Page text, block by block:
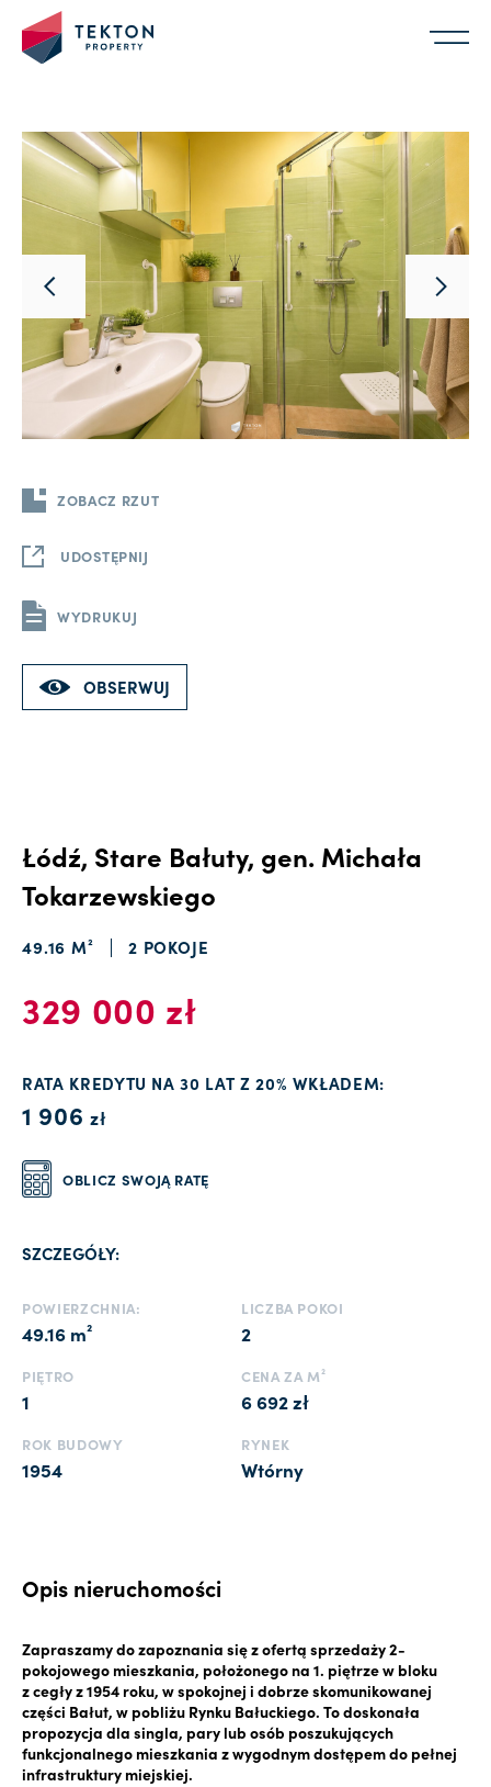
ZOBACZ RZUT
UDOSTĘPNIJ
WYDRUKUJ
OBSERWUJ
Łódź, Stare Bałuty, gen. Michała
Tokarzewskiego
49.16 M² 2 POKOJE
329 000 zł
RATA KREDYTU NA 30 LAT Z 20% WKŁADEM:
1 906 zł
OBLICZ SWOJĄ RATĘ
SZCZEGÓŁY:
POWIERZCHNIA:
49.16 m²
LICZBA POKOI
2
PIĘTRO
1
CENA ZA M²
6 692 zł
ROK BUDOWY
1954
RYNEK
Wtórny
Opis nieruchomości
Zapraszamy do zapoznania się z ofertą sprzedaży 2-
pokojowego mieszkania, położonego na 1. piętrze w bloku
z cegły z 1954 roku, w spokojnej i dobrze skomunikowanej
części Bałut, w pobliżu Rynku Bałuckiego. To doskonała
propozycja dla singla, pary lub osób poszukujących
funkcjonalnego mieszkania z wygodnym dostępem do pełnej
infrastruktury miejskiej.